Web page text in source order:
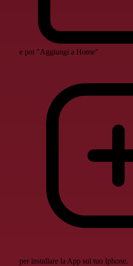
e poi "Aggiungi a Home"
per installare la App sul tuo Iphone.